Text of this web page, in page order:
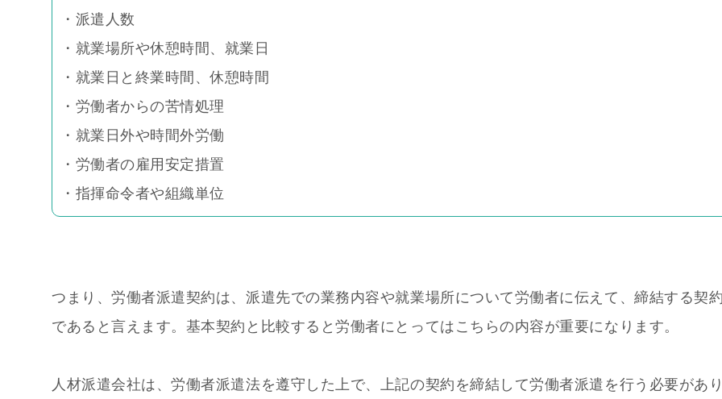
・派遣人数
・就業場所や休憩時間、就業日
・就業日と終業時間、休憩時間
・労働者からの苦情処理
・就業日外や時間外労働
・労働者の雇用安定措置
・指揮命令者や組織単位
つまり、労働者派遣契約は、派遣先での業務内容や就業場所について労働者に伝えて、締結する契
であると言えます。基本契約と比較すると労働者にとってはこちらの内容が重要になります。
人材派遣会社は、労働者派遣法を遵守した上で、上記の契約を締結して労働者派遣を行う必要があ